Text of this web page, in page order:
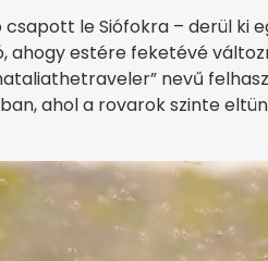
le Siófokra – derül ki
ahogy estére feketévé
nevű
ahol a rovarok szinte